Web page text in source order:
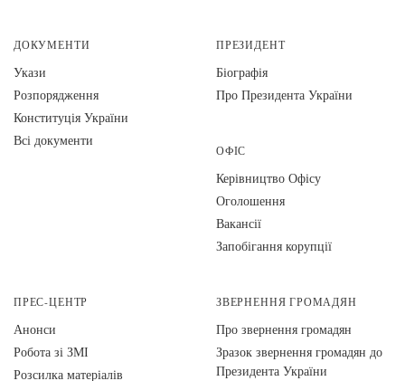
ДОКУМЕНТИ
Укази
Розпорядження
Конституція України
Всі документи
ПРЕЗИДЕНТ
Біографія
Про Президента України
ОФІС
Керівництво Офісу
Оголошення
Вакансії
Запобігання корупції
ПРЕС-ЦЕНТР
Анонси
Робота зі ЗМІ
Розсилка матеріалів
ЗВЕРНЕННЯ ГРОМАДЯН
Про звернення громадян
Зразок звернення громадян до
Президента України